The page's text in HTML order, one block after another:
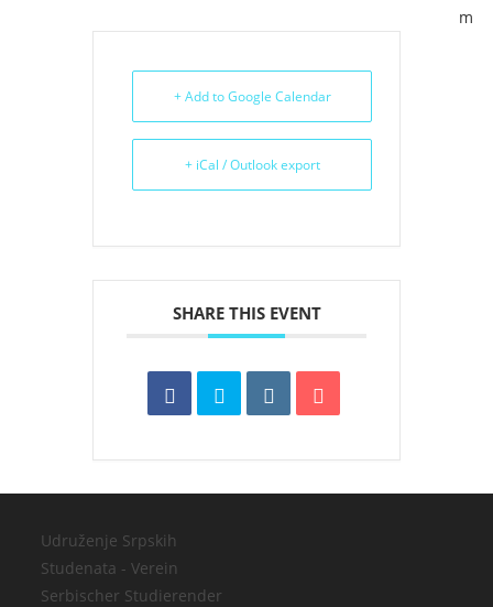
+ Add to Google Calendar
+ iCal / Outlook export
SHARE THIS EVENT
Udruženje Srpskih
Studenata - Verein
Serbischer Studierender